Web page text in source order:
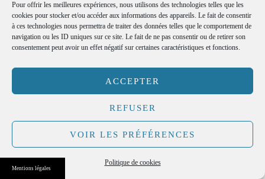
Pour offrir les meilleures expériences, nous utilisons des technologies telles que les
cookies pour stocker et/ou accéder aux informations des appareils. Le fait de consentir
à ces technologies nous permettra de traiter des données telles que le comportement de
navigation ou les ID uniques sur ce site. Le fait de ne pas consentir ou de retirer son
consentement peut avoir un effet négatif sur certaines caractéristiques et fonctions.
ACCEPTER
REFUSER
VOIR LES PRÉFÉRENCES
Politique de cookies
Mentions légales